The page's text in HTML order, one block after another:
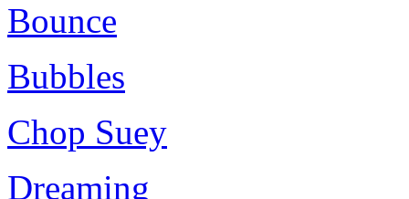
Bounce
Bubbles
Chop Suey
Dreaming